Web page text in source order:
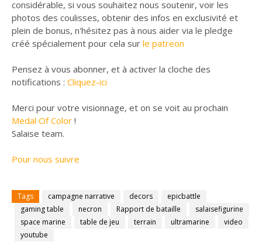
considérable, si vous souhaitez nous soutenir, voir les
photos des coulisses, obtenir des infos en exclusivité et
plein de bonus, n'hésitez pas à nous aider via le pledge
créé spécialement pour cela sur le patreon
Pensez à vous abonner, et à activer la cloche des
notifications : Cliquez-ici
Merci pour votre visionnage, et on se voit au prochain
Medal Of Color !
Salaise team.
Pour nous suivre
Tags campagne narrative decors
epicbattle
gaming table
necron Rapport de bataille
salaisefigurine
space marine
table de jeu terrain ultramarine
video
youtube